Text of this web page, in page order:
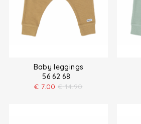
Baby leggings
56 62 68
€ 7.00 € 14.90